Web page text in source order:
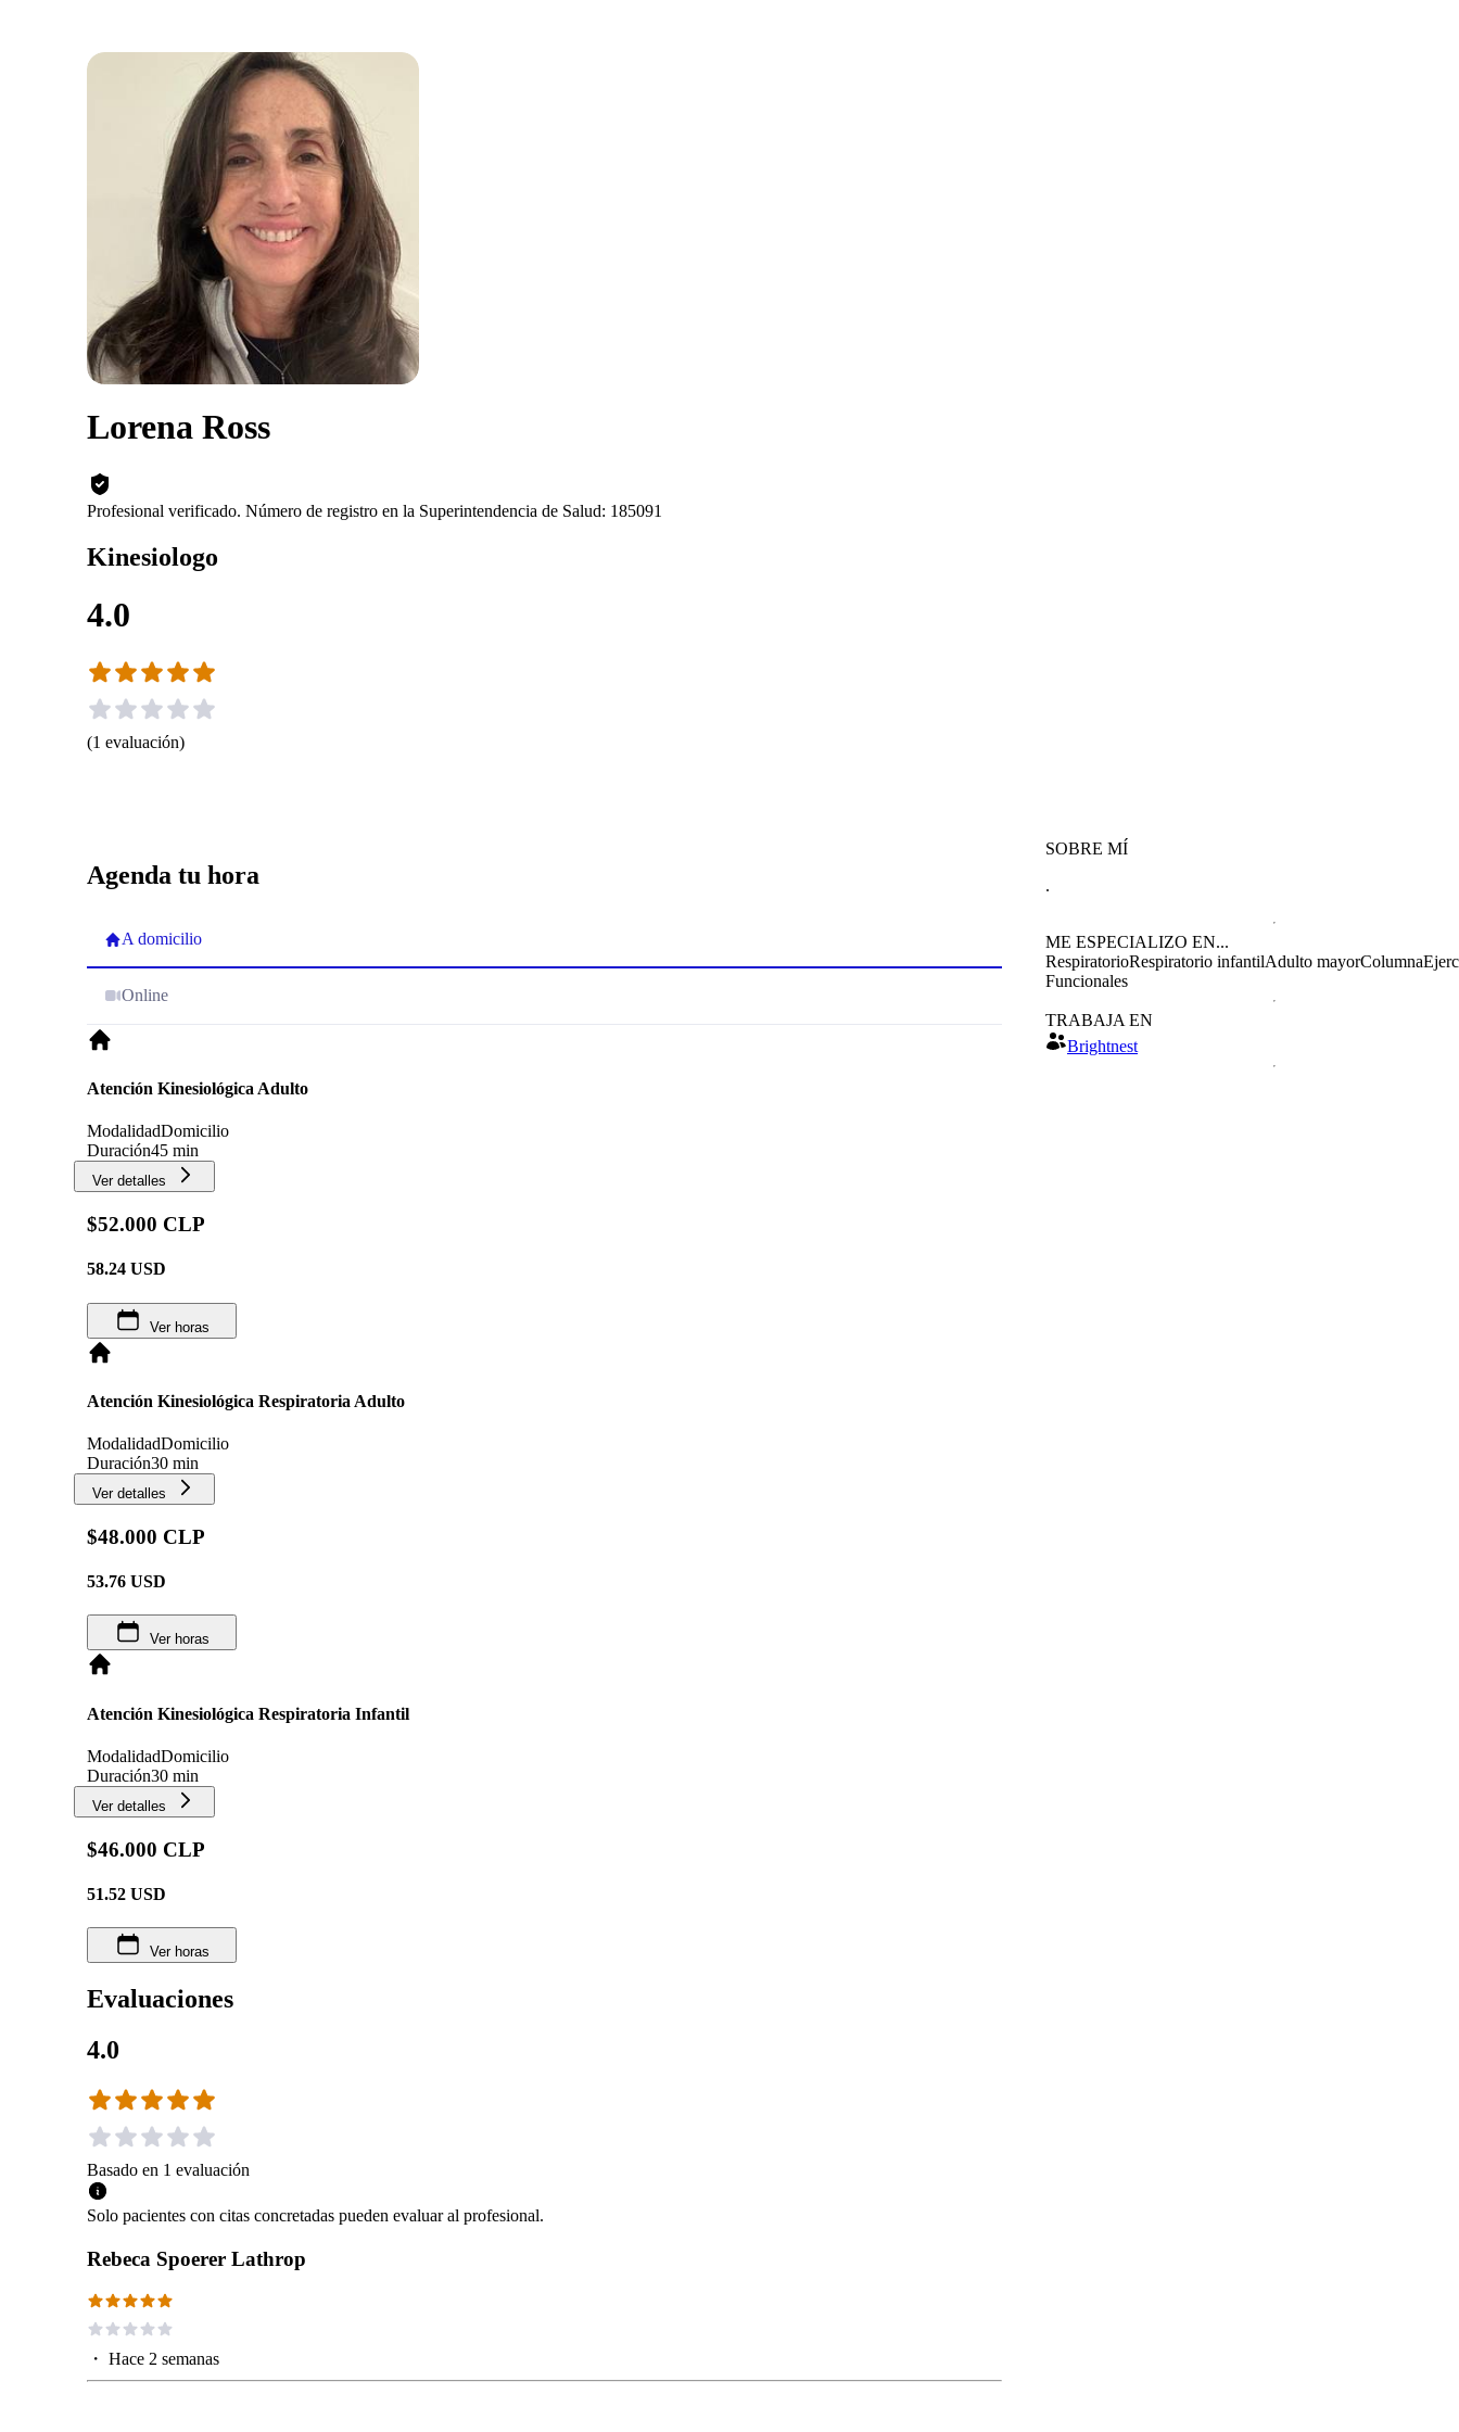
Lorena Ross
Profesional verificado. Número de registro en la Superintendencia de Salud: 185091
Kinesiologo
4.0
(1 evaluación)
Agenda tu hora
A domicilio
Online
Atención Kinesiológica Adulto
ModalidadDomicilio
Duración45 min
Ver detalles
$52.000 CLP
58.24 USD
Ver horas
Atención Kinesiológica Respiratoria Adulto
ModalidadDomicilio
Duración30 min
Ver detalles
$48.000 CLP
53.76 USD
Ver horas
Atención Kinesiológica Respiratoria Infantil
ModalidadDomicilio
Duración30 min
Ver detalles
$46.000 CLP
51.52 USD
Ver horas
Evaluaciones
4.0
Basado en 1 evaluación
Solo pacientes con citas concretadas pueden evaluar al profesional.
Rebeca Spoerer Lathrop
・ Hace 2 semanas
SOBRE MÍ
.
ME ESPECIALIZO EN...
RespiratorioRespiratorio infantilAdulto mayorColumna
Funcionales
TRABAJA EN
Brightnest